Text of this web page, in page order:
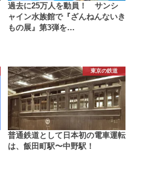
過去に25万人を動員！ サンシ
ャイン水族館で『ざんねんないき
もの展』第3弾を…
東京の鉄道
普通鉄道として日本初の電車運転
は、飯田町駅〜中野駅！